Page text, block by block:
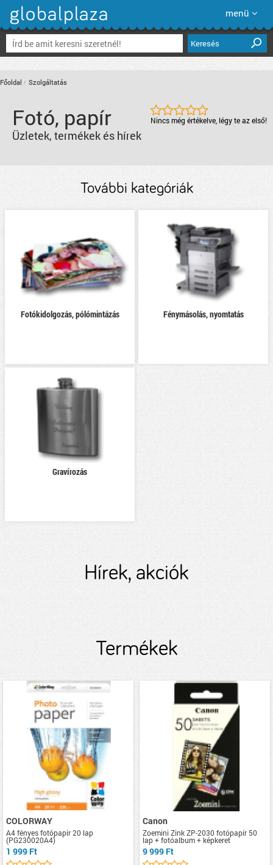
menü
Keresés
Főoldal Szolgáltatás
Fotó, papír
Üzletek, termékek és hírek
Nincs még értékelve, légy te az első!
További kategóriák
Fotókidolgozás, pólómintázás Fénymásolás, nyomtatás
Gravírozás
Hírek, akciók
Termékek
COLORWAY
A4 fényes fotópapír 20 lap
(PG230020A4)
1 999 Ft
Canon
Zoemini Zink ZP-2030 fotópapír 50
lap + fotóalbum + képkeret
9 999 Ft